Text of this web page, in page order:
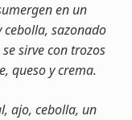
en un
sazonado
sirve con trozos
queso y crema.
ajo, cebolla, un